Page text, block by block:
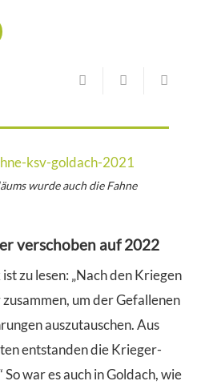
wurde auch die Fahne
verschoben auf 2022
zu lesen: „Nach den Kriegen
um der Gefallenen
auszutauschen. Aus
entstanden die Krieger-
war es auch in Goldach, wie